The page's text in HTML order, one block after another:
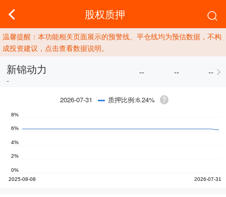
股权质押
温馨提醒：本功能相关页面展示的预警线、平仓线均为预估数据，不构
成投资建议，点击查看数据说明。
新锦动力
-
-- -- --
2026-07-31 质押比例:6.24%